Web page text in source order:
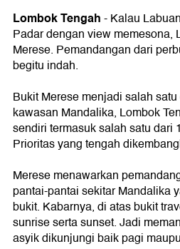
Lombok Tengah- Kalau
Padar dengan view memesona,
Merese. Pemandangan dari
begitu indah.
Bukit Merese menjadi salah
kawasan Mandalika, Lombok
sendiri termasuk salah satu dari
Prioritas yang tengah
Merese menawarkan
pantai-pantai sekitar Mandalika
bukit. Kabarnya, di atas bukit
sunrise serta sunset. Jadi
asyik dikunjungi baik pagi